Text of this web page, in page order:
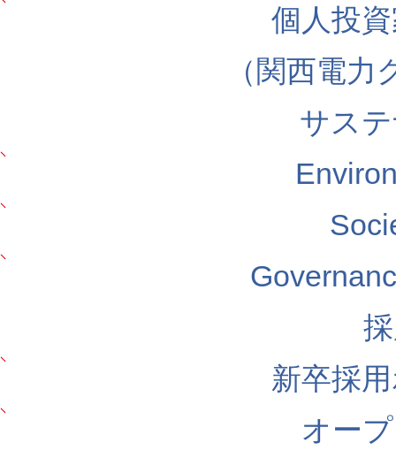
個人投
（関西電
サス
新卒採
オー